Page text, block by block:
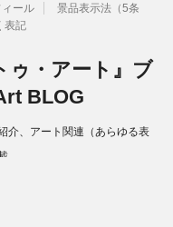
ール
景品表示法（5条
表記
ゥ・アート』ブ
BLOG
介、アート関連（あらゆる表